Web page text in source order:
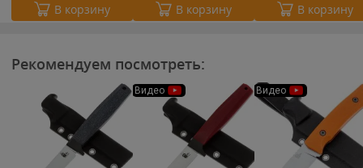
В корзину В корзину В корзину
Рекомендуем посмотреть:
Видео Видео